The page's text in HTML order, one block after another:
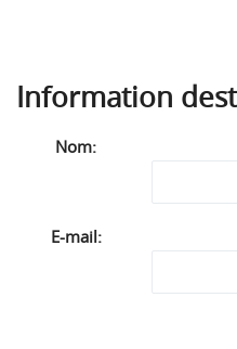
Information
Nom:
E-mail: